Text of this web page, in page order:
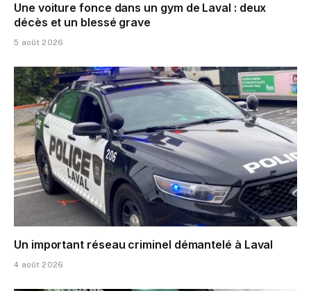
Une voiture fonce dans un gym de Laval : deux
décès et un blessé grave
5 août 2026
Un important réseau criminel démantelé à Laval
4 août 2026